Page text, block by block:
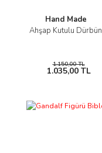
Hand Made
Ahşap Kutulu Dürbün
1.150,00 TL
1.035,00 TL